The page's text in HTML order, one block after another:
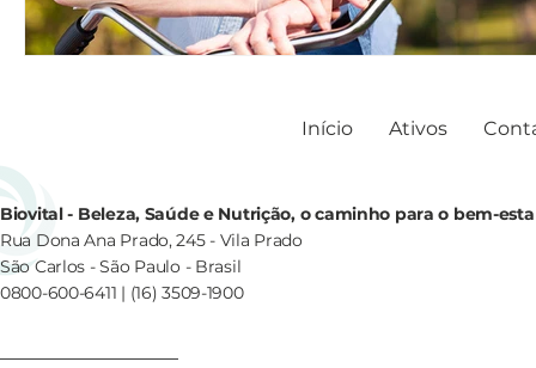
Biovital - Beleza, Saúde e Nutrição, o caminho para o bem-
Rua Dona Ana Prado, 245 - Vila Prado
São Carlos - São Paulo - Brasil
0800-600-6411 | (16) 3509-1900
Início Ativos